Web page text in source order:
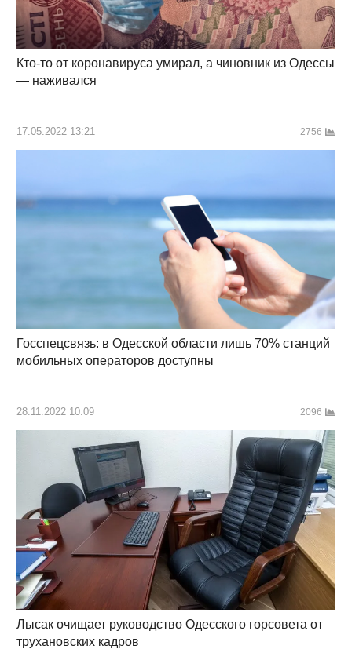
Кто-то от коронавируса умирал, а чиновник из Одессы
— наживался
17.05.2022 13:21 2756
Госспецсвязь: в Одесской области лишь 70% станций
мобильных операторов доступны
…
28.11.2022 10:09 2096
Лысак очищает руководство Одесского горсовета от
трухановских кадров